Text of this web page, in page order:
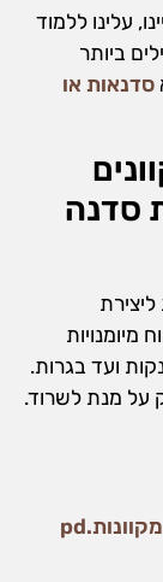
עלינו ללמוד
ביותר
סדנאות או
סדנה
מיומנויות
ועד בגרות.
על מנת לשרוד.